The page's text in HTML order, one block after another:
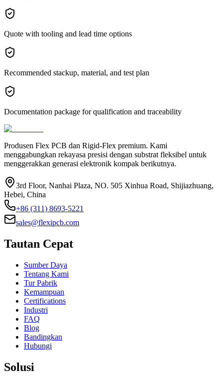
Quote with tooling and lead time options
Recommended stackup, material, and test plan
Documentation package for qualification and traceability
Produsen Flex PCB dan Rigid-Flex premium. Kami
menggabungkan rekayasa presisi dengan substrat fleksibel untuk
menggerakkan generasi elektronik kompak berikutnya.
3rd Floor, Nanhai Plaza, NO. 505 Xinhua Road, Shijiazhuang,
Hebei, China
+86 (311) 8693-5221
sales@flexipcb.com
Tautan Cepat
Sumber Daya
Tentang Kami
Tur Pabrik
Kemampuan
Certifications
Industri
FAQ
Blog
Bandingkan
Hubungi
Solusi